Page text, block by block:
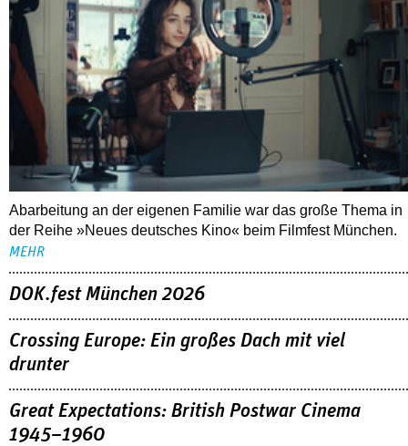
Abarbeitung an der eigenen Familie war das große Thema in
der Reihe »Neues deutsches Kino« beim Filmfest München.
MEHR
DOK.fest München 2026
Crossing Europe: Ein großes Dach mit viel
drunter
Great Expectations: British Postwar Cinema
1945–1960